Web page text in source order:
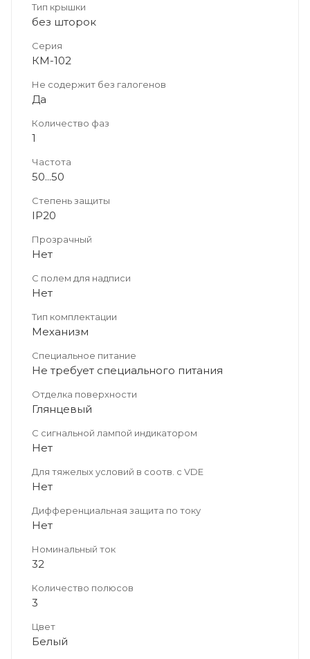
Тип крышки
без шторок
Серия
КМ-102
Не содержит без галогенов
Да
Количество фаз
1
Частота
50...50
Степень защиты
IP20
Прозрачный
Нет
С полем для надписи
Нет
Тип комплектации
Механизм
Специальное питание
Не требует специального питания
Отделка поверхности
Глянцевый
С сигнальной лампой индикатором
Нет
Для тяжелых условий в соотв. с VDE
Нет
Дифференциальная защита по току
Нет
Номинальный ток
32
Количество полюсов
3
Цвет
Белый